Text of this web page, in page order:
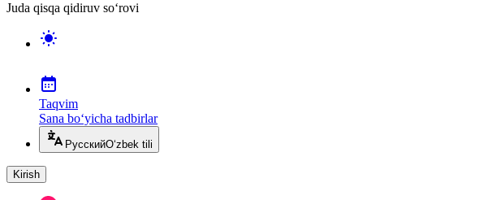
Juda qisqa qidiruv so‘rovi
Taqvim
Sana bo‘yicha tadbirlar
РусскийO‘zbek tili
Kirish